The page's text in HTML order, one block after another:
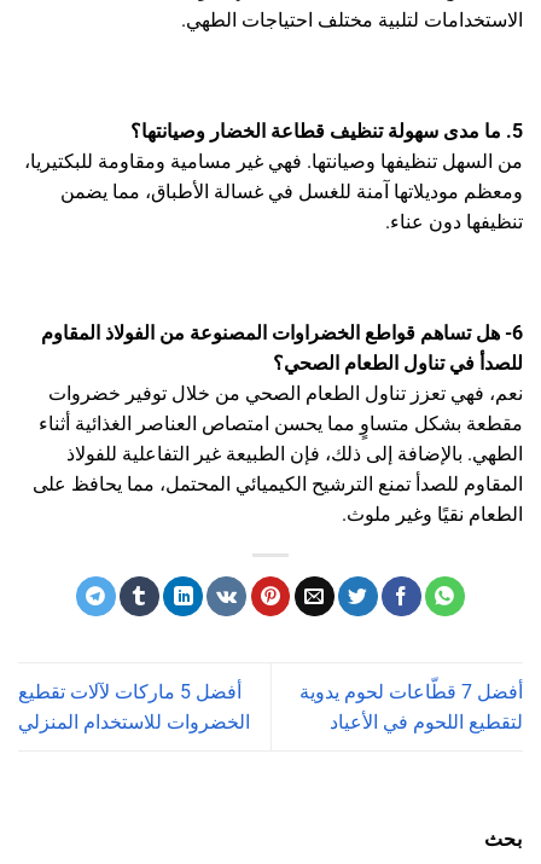
الاستخدامات لتلبية مختلف احتياجات الطهي.
5. ما مدى سهولة تنظيف قطاعة الخضار وصيانتها؟
من السهل تنظيفها وصيانتها. فهي غير مسامية ومقاومة للبكتيريا،
ومعظم موديلاتها آمنة للغسل في غسالة الأطباق، مما يضمن
تنظيفها دون عناء.
6- هل تساهم قواطع الخضراوات المصنوعة من الفولاذ المقاوم
للصدأ في تناول الطعام الصحي؟
نعم، فهي تعزز تناول الطعام الصحي من خلال توفير خضروات
مقطعة بشكل متساوٍ مما يحسن امتصاص العناصر الغذائية أثناء
الطهي. بالإضافة إلى ذلك، فإن الطبيعة غير التفاعلية للفولاذ
المقاوم للصدأ تمنع الترشيح الكيميائي المحتمل، مما يحافظ على
الطعام نقيًا وغير ملوث.
أفضل 7 قطّاعات لحوم يدوية
لتقطيع اللحوم في الأعياد
أفضل 5 ماركات لآلات تقطيع
الخضروات للاستخدام المنزلي
بحث